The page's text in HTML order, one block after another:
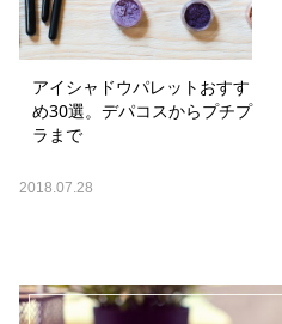
アイシャドウパレットおすす
め30選。デパコスからプチプ
ラまで
2018.07.28